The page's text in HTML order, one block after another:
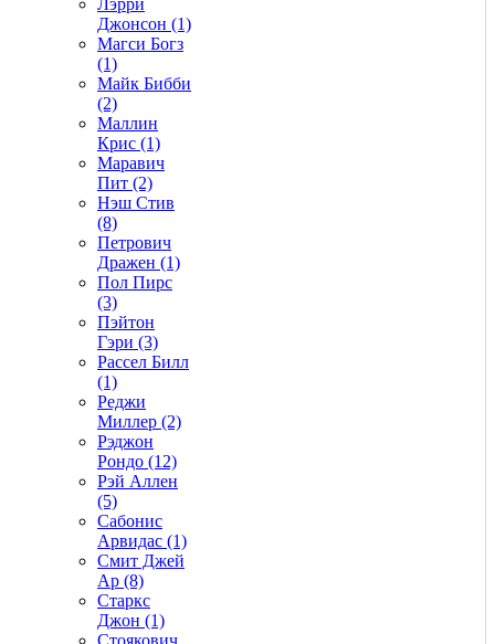
Джонсон (1)
Магси Богз
(1)
Майк Бибби
(2)
Маллин
Крис (1)
Маравич
Пит (2)
Нэш Стив
(8)
Петрович
Дражен (1)
Пол Пирс
(3)
Пэйтон
Гэри (3)
Рассел Билл
(1)
Реджи
Миллер (2)
Рэджон
Рондо (12)
Рэй Аллен
(5)
Сабонис
Арвидас (1)
Смит Джей
Ар (8)
Старкс
Джон (1)
Стоякович